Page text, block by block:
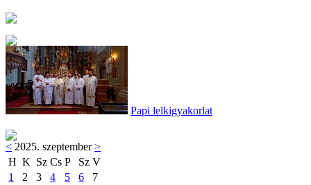
Papi lelkigyakorlat
< 2025. szeptember>
H K Sz Cs P Sz V
1
2 3 4 5 6
7